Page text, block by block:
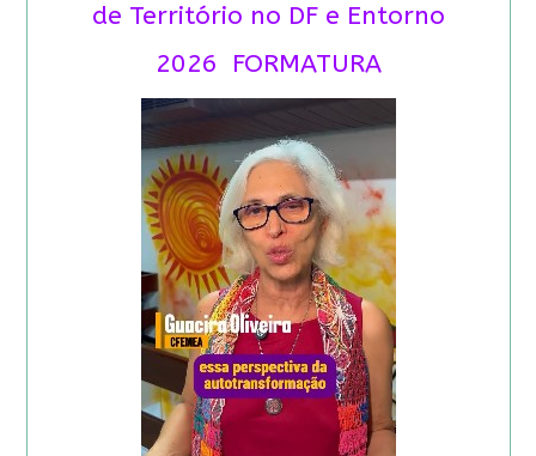
de Território no DF e Entorno
2026 FORMATURA